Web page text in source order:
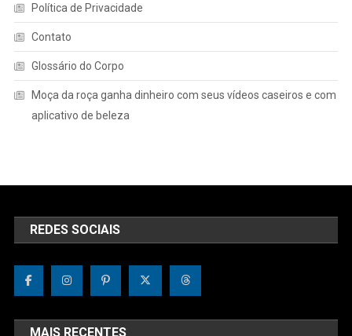
Política de Privacidade
Contato
Glossário do Corpo
Moça da roça ganha dinheiro com seus vídeos caseiros e com
aplicativo de beleza
REDES SOCIAIS
MAIS RECENTES